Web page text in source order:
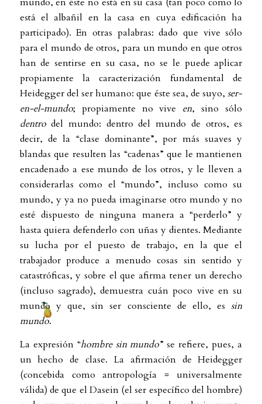
está el albañil en la casa en cuya edificación ha
participado). En otras palabras: dado que vive sólo
para el mundo de otros, para un mundo en que otros
han de sentirse en su casa, no se le puede aplicar
propiamente la caracterización fundamental de
Heidegger del ser humano: que éste sea, de suyo,ser-
en-el-mundo; propiamente no vive en, sino sólo
dentrodel mundo: dentro del mundo de otros, es
decir, de la “clase dominante”, por más suaves y
blandas que resulten las “cadenas” que le mantienen
encadenado a ese mundo de los otros, y le lleven a
considerarlas como el “mundo”, incluso como su
mundo, y ya no pueda imaginarse otro mundo y no
esté dispuesto de ninguna manera a “perderlo” y
hasta quiera defenderlo con uñas y dientes. Mediante
su lucha por el puesto de trabajo, en la que el
trabajador produce a menudo cosas sin sentido y
catastróficas, y sobre el que afirma tener un derecho
(incluso sagrado), demuestra cuán poco vive en su
mundo y que, sin ser consciente de ello, essin
mundo.
La expresión “hombre sin mundo” se refiere, pues, a
un hecho de clase. La afirmación de Heidegger
(concebida como antropología = universalmente
válida) de que el Dasein (el ser específico del hombre)